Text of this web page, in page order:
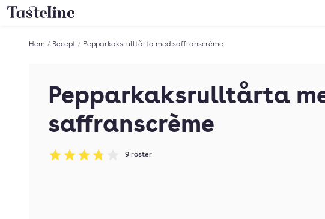
Till Tastelines startsida
Hem / Recept / Pepparkaksrulltårta med saffranscrème
Pepparkaksrulltårta
saffranscrème
Betyg: 3.78 av 5
9 röster